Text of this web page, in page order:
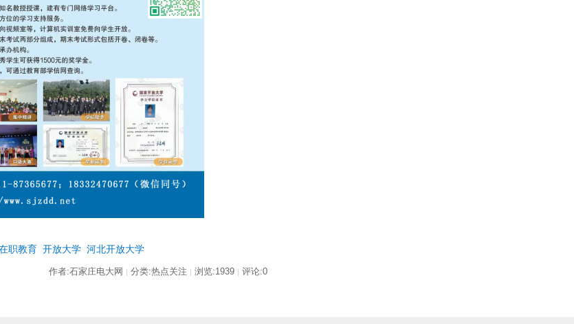
职教育 开放大学 河北开放大学
作者:石家庄电大网 | 分类:热点关注 | 浏览:1939 | 评论:0